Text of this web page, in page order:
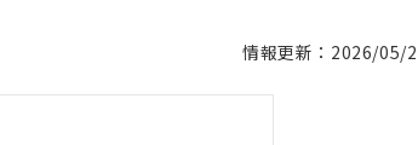
情報更新：2026/05/